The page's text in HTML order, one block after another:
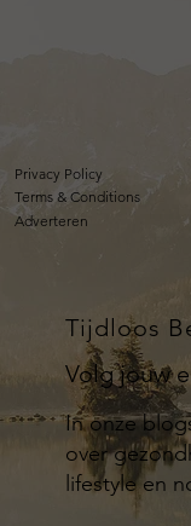
Privacy Policy
Terms & Conditions
Adverteren
Tijdloos
Volg jouw
In onze
over
lifestyle en